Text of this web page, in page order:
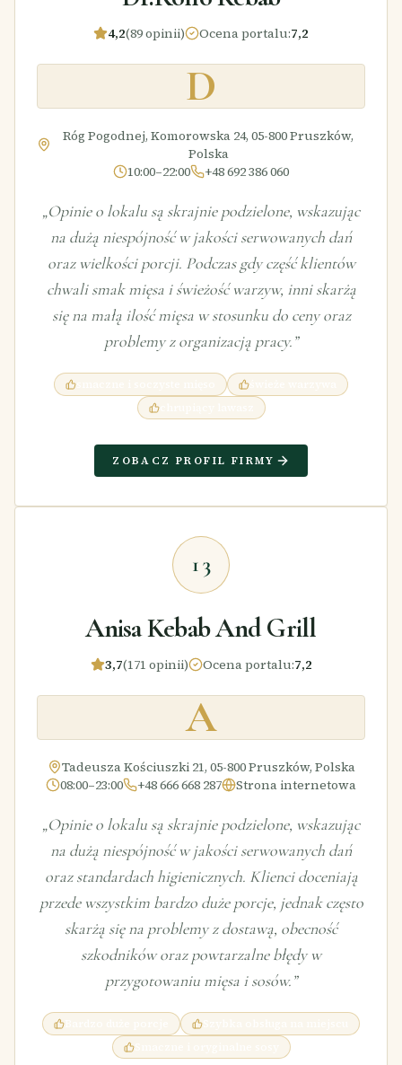
4,2(89 opinii) Ocena portalu:7,2
D
Róg Pogodnej, Komorowska 24, 05-800 Pruszków,
Polska
10:00–22:00
+48 692 386 060
„Opinie o lokalu są skrajnie podzielone, wskazując
na dużą niespójność w jakości serwowanych dań
oraz wielkości porcji. Podczas gdy część klientów
chwali smak mięsa i świeżość warzyw, inni skarżą
się na małą ilość mięsa w stosunku do ceny oraz
problemy z organizacją pracy.”
chrupiący lawasz
ZOBACZ PROFIL FIRMY
13
Anisa Kebab And Grill
3,7(171 opinii) Ocena portalu:7,2
A
Tadeusza Kościuszki 21, 05-800 Pruszków, Polska
08:00–23:00
+48 666 668 287 Strona internetowa
„Opinie o lokalu są skrajnie podzielone, wskazując
na dużą niespójność w jakości serwowanych dań
oraz standardach higienicznych. Klienci doceniają
przede wszystkim bardzo duże porcje, jednak często
skarżą się na problemy z dostawą, obecność
szkodników oraz powtarzalne błędy w
przygotowaniu mięsa i sosów.”
Smaczne i oryginalne sosy